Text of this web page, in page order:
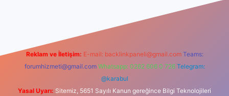
Reklam ve İletişim: E-mail: backlinkpaneli@gmail.com Teams:
forumhizmeti@gmail.com Whatsapp: 0262 606 0 726 Telegram:
@karabul
Yasal Uyarı: Sitemiz, 5651 Sayılı Kanun gereğince Bilgi Teknolojileri